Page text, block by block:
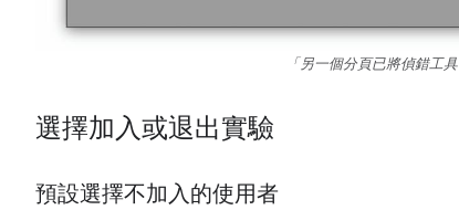
「另一個分頁已將偵錯工
選擇加入或退出實驗
預設選擇不加入的使用者